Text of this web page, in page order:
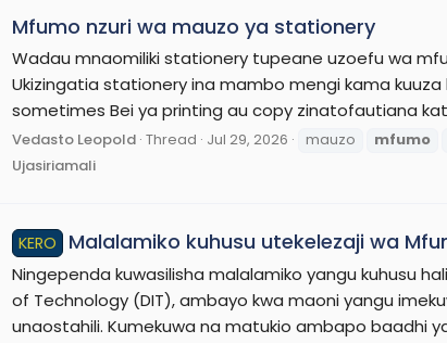
Mfumo nzuri wa mauzo ya stationery
Wadau mnaomiliki stationery tupeane uzoefu wa
Ukizingatia stationery ina mambo mengi kama
sometimes Bei ya printing au copy zinatofautiana
Vedasto Leopold Thread Jul 29, 2026 mauzo mfumo
Ujasiriamali
KERO Malalamiko kuhusu utekelezaji wa
Ningependa kuwasilisha malalamiko yangu kuhusu
of Technology (DIT), ambayo kwa maoni yangu
unaostahili. Kumekuwa na matukio ambapo baadhi